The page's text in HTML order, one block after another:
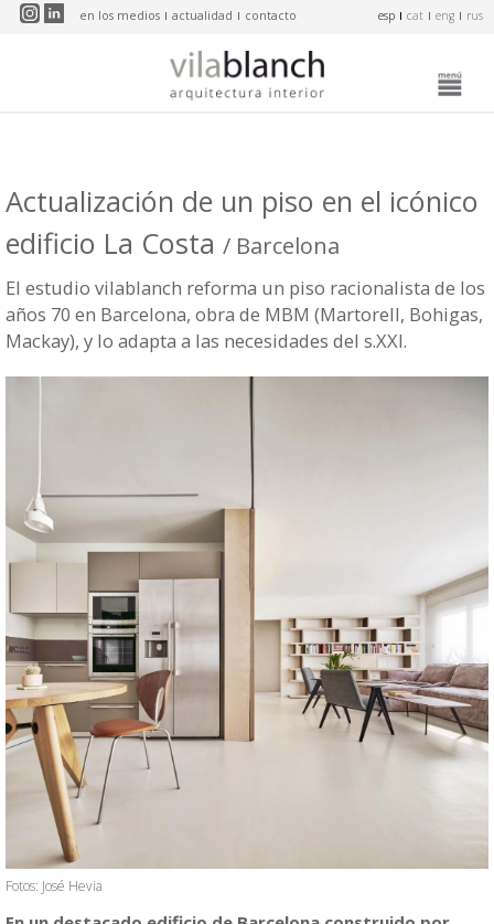
Pasar al contenido principal
en los medios actualidad contacto esp cat eng rus
Actualización de un piso en el icónico
edificio La Costa / Barcelona
El estudio vilablanch reforma un piso racionalista de los
años 70 en Barcelona, obra de MBM (Martorell, Bohigas,
Mackay), y lo adapta a las necesidades del s.XXI.
Fotos: José Hevia